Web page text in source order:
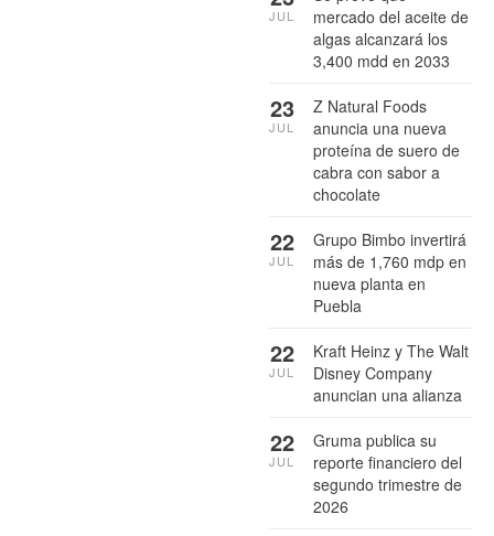
mercado del aceite de
algas alcanzará los
3,400 mdd en 2033
JUL
Z Natural Foods
anuncia una nueva
proteína de suero de
cabra con sabor a
chocolate
23
JUL
Grupo Bimbo invertirá
más de 1,760 mdp en
nueva planta en
Puebla
22
JUL
Kraft Heinz y The Walt
Disney Company
anuncian una alianza
22
JUL
Gruma publica su
reporte financiero del
segundo trimestre de
2026
22
JUL